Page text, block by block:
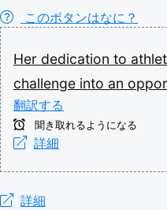
このボタンはなに？
Her dedication to
challenge into an
翻訳する
聞き取れるようになる
詳細
詳細